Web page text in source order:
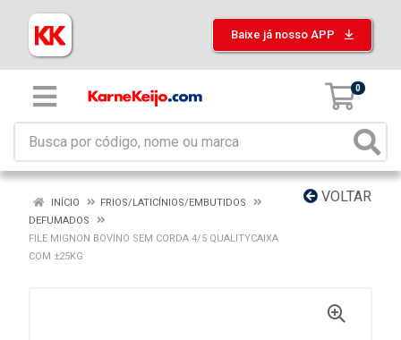
Baixe já nosso APP
0
VOLTAR
INÍCIO
FRIOS/LATICÍNIOS/EMBUTIDOS
DEFUMADOS
FILE MIGNON BOVINO SEM CORDA 4/5 QUALITYCAIXA
COM ±25KG